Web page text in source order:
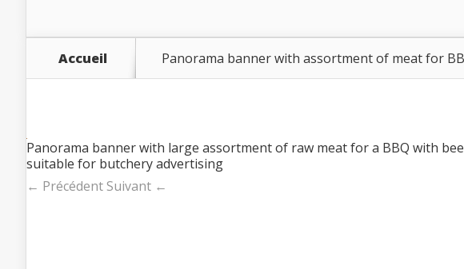
Accueil Panorama banner with assortment of meat for
Panorama banner with large assortment of raw meat for a BBQ with
suitable for butchery advertising
← Précédent Suivant ←